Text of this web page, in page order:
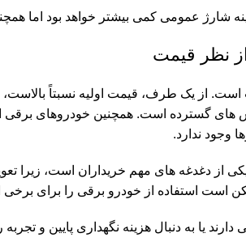
عمومی کمی بیشتر خواهد بود اما
نظر قیمت
از یک طرف، قیمت اولیه نسبتاً
گسترده است. همچنین خودروهای برقی
وجود ندارد.
از دغدغه های مهم خریداران است، زیرا
است استفاده از خودرو برقی را برای برخی
یا به دنبال هزینه نگهداری پایین و